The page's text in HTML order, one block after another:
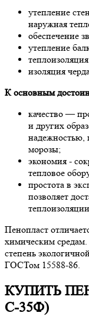
утепление
наружная
обеспечение
утепление
изоляция
К основным
качество —
и других
надежностью,
морозы;
экономия -
тепловое
простота в
позволяет
Пенопласт
химическим средам.
степень
ГОСТом 15588-86.
КУПИТЬ
С-35Ф)